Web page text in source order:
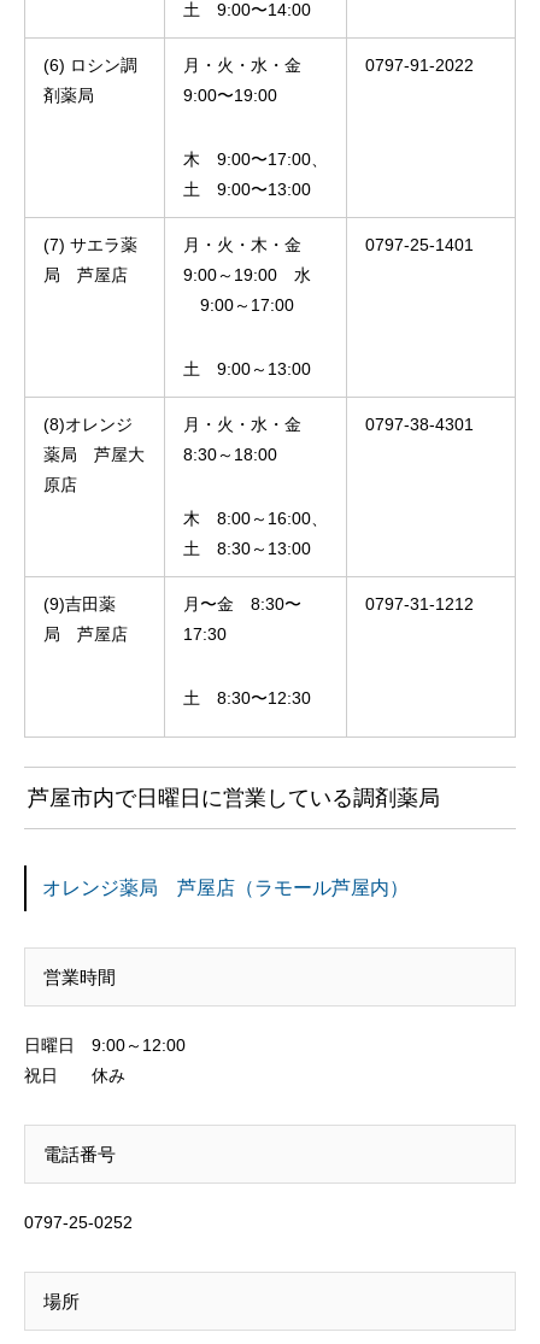
土 9:00〜14:00
(6) ロシン調
剤薬局
月・火・水・金
9:00〜19:00
木 9:00〜17:00、
土 9:00〜13:00
0797-91-2022
(7) サエラ薬
局 芦屋店
月・火・木・金
9:00～19:00 水
9:00～17:00
土 9:00～13:00
0797-25-1401
(8)オレンジ
薬局 芦屋大
原店
月・火・水・金
8:30～18:00
木 8:00～16:00、
土 8:30～13:00
0797-38-4301
(9)吉田薬
局 芦屋店
月〜金 8:30〜
17:30
土 8:30〜12:30
0797-31-1212
芦屋市内で日曜日に営業している調剤薬局
オレンジ薬局 芦屋店（ラモール芦屋内）
営業時間
日曜日 9:00～12:00
祝日 休み
電話番号
0797-25-0252
場所